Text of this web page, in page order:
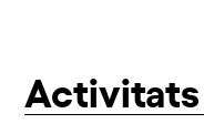
Activitats